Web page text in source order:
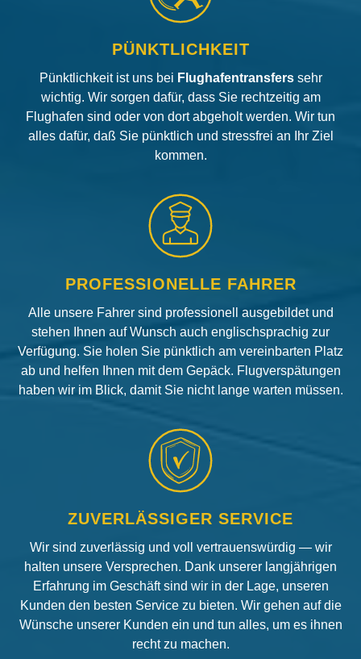
PÜNKTLICHKEIT
Pünktlichkeit ist uns bei Flughafentransfers sehr
wichtig. Wir sorgen dafür, dass Sie rechtzeitig am
Flughafen sind oder von dort abgeholt werden. Wir tun
alles dafür, daß Sie pünktlich und stressfrei an Ihr Ziel
kommen.
PROFESSIONELLE FAHRER
Alle unsere Fahrer sind professionell ausgebildet und
stehen Ihnen auf Wunsch auch englischsprachig zur
Verfügung. Sie holen Sie pünktlich am vereinbarten Platz
ab und helfen Ihnen mit dem Gepäck. Flugverspätungen
haben wir im Blick, damit Sie nicht lange warten müssen.
ZUVERLÄSSIGER SERVICE
Wir sind zuverlässig und voll vertrauenswürdig — wir
halten unsere Versprechen. Dank unserer langjährigen
Erfahrung im Geschäft sind wir in der Lage, unseren
Kunden den besten Service zu bieten. Wir gehen auf die
Wünsche unserer Kunden ein und tun alles, um es ihnen
recht zu machen.